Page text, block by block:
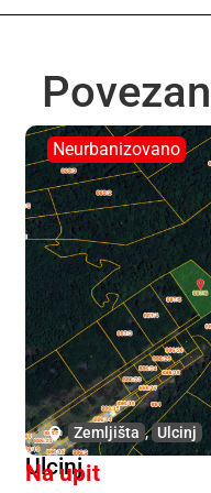
Neurbanizovano
Zemljišta , Ulcinj
Ulcinj
Na upit